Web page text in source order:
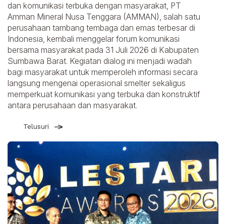
dan komunikasi terbuka dengan masyarakat, PT
Amman Mineral Nusa Tenggara (AMMAN), salah satu
perusahaan tambang tembaga dan emas terbesar di
Indonesia, kembali menggelar forum komunikasi
bersama masyarakat pada 31 Juli 2026 di Kabupaten
Sumbawa Barat. Kegiatan dialog ini menjadi wadah
bagi masyarakat untuk memperoleh informasi secara
langsung mengenai operasional smelter sekaligus
memperkuat komunikasi yang terbuka dan konstruktif
antara perusahaan dan masyarakat.
Telusuri